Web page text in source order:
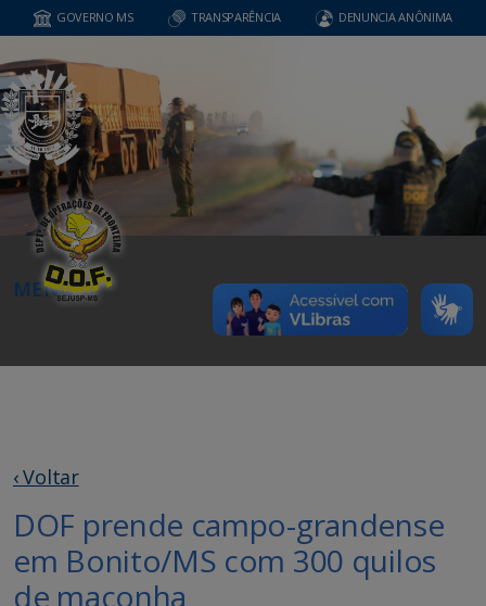
GOVERNO MS TRANSPARÊNCIA DENUNCIA ANÔNIMA
MENU
‹ Voltar
DOF prende campo-grandense
em Bonito/MS com 300 quilos
de maconha